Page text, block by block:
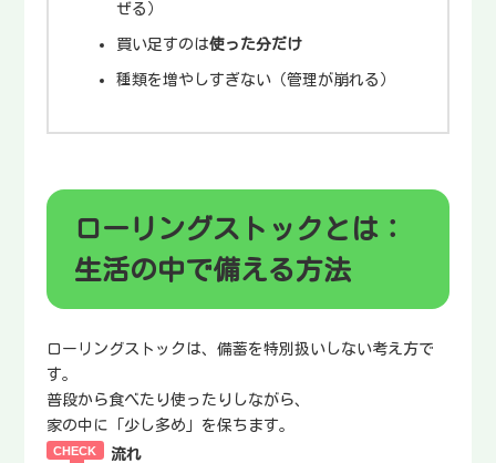
ぜる）
買い足すのは使った分だけ
種類を増やしすぎない（管理が崩れる）
ローリングストックとは：
生活の中で備える方法
ローリングストックは、備蓄を特別扱いしない考え方で
す。
普段から食べたり使ったりしながら、
家の中に「少し多め」を保ちます。
流れ